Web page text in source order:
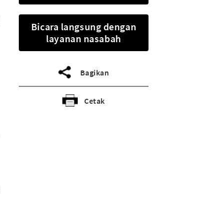
Bicara langsung dengan
layanan nasabah
Bagikan
Cetak